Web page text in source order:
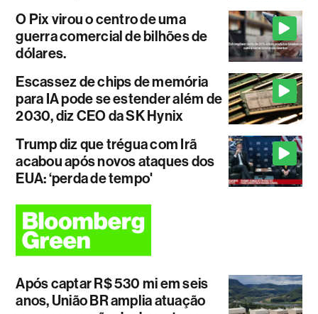
O Pix virou o centro de uma
guerra comercial de bilhões de
dólares.
Escassez de chips de memória
para IA pode se estender além de
2030, diz CEO da SK Hynix
Trump diz que trégua com Irã
acabou após novos ataques dos
EUA: ‘perda de tempo'
Após captar R$ 530 mi em seis
anos, União BR amplia atuação